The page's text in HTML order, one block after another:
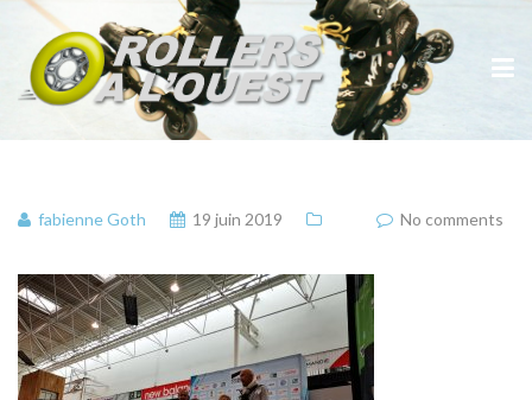
fabienne Goth 19 juin 2019 No comments